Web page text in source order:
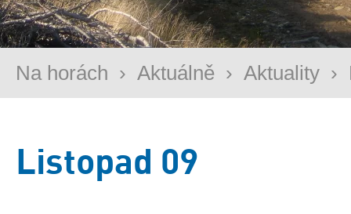
Na horách › Aktuálně › Aktuality ›
Listopad 09